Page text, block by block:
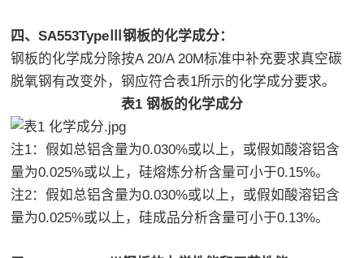
四、SA553TypeⅢ钢板的化学成分：
钢板的化学成分除按A 20/A 20M标准中补充要求真空碳
脱氧钢有改变外，钢应符合表1所示的化学成分要求。
表1 钢板的化学成分
注1：假如总铝含量为0.030%或以上，或假如酸溶铝含
量为0.025%或以上，硅熔炼分析含量可小于0.15%。
注2：假如总铝含量为0.030%或以上，或假如酸溶铝含
量为0.025%或以上，硅成品分析含量可小于0.13%。